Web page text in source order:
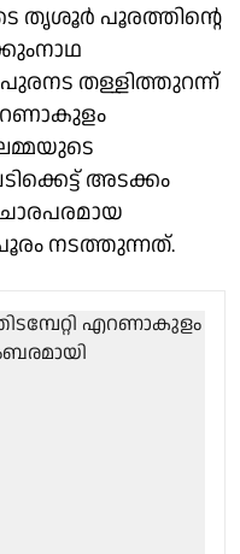
തൃശൂർ പൂരത്തിൻ്റെ
തള്ളിത്തുറന്ന്
അടക്കം
നടത്തുന്നത്.